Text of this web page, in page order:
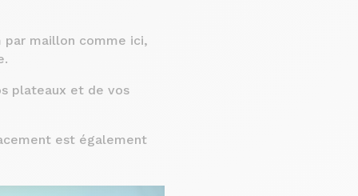
par maillon comme ici,
plateaux et de vos
est également